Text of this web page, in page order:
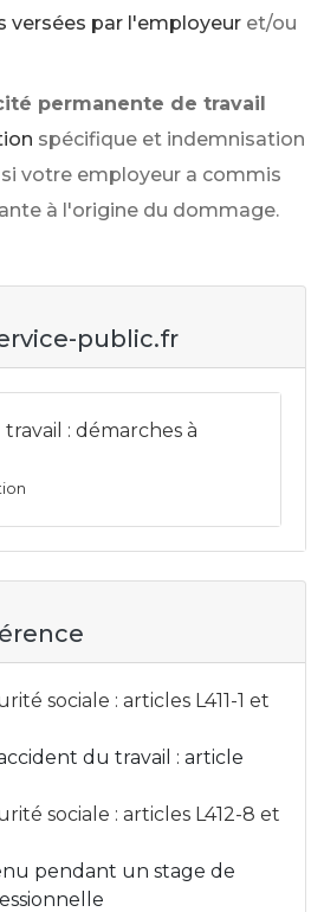
versées par l'employeur et/ou
permanente de travail
spécifique et indemnisation
votre employeur a commis
à l'origine du dommage.
public.fr
: démarches à
sociale : articles L411-1 et
du travail : article
sociale : articles L412-8 et
pendant un stage de